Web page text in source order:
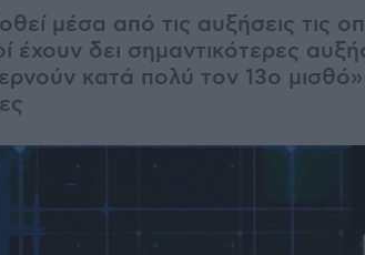
μέσα από τις αυξήσεις τις
έχουν δει σημαντικότερες
κατά πολύ τον 13ο μισθό» -